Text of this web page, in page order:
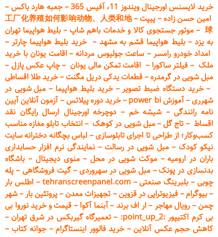
خرید لایسنس اورجینال ویندوز 11، آفیس 365
–جعبه هارد باکس –
امین حسن زاده– پیپت–
工厂化养殖如何影响动物、人类和地
球
– موتور جستجوی کالا و خدمات باهم شاپ– بلیط هواپیما تهران
به یزد–بلیط هواپیما قشم به مشهد –خرید بلیط هواپیما چارتر –
امداد خودرو رامسر– ساعت جولیوس مردانه–اقامت یونان با خرید
ملک – فیلتر ساکورا – اقامت تمکن مالی یونان –چاپ عکس پازل –
مبل شویی در گرمدره–قطعاتیدکی دریل مگنت–خرید طلا اقساطی
–خرید دستگاه ضبط تصویر–خرید بلیط هواپیما –مبل شویی در
شهرری–آموزش power bi –خرید دورهپیلاتس–آزمون آنلاین آیین
نامه رانندگی– شیشه خم – دوچرخه اورجینال ارسال رایگان نقد
اقساط – تاج گل–مبل شویی در کوهک–انتخاب تابلو مغازه مناسب
کسب‌وکار؛ از طراحی تا اجرای تابلوسازی– لباس بچگانه دخترانه سایت
نیکو کودک – مبل شویی در رسالت – نمایندگی نرم افزار حسابداری
باران در ارومیه–موکت شویی در محل–منوی دیجیتال – باشگاه
بدنسازی در پونک–مبل شویی در سهروردی–گیت فروشگاهی – پله
چوبی – بلبرینگ صنعتی–
tehranscreenpanel.com
–اطلس بار
–بیوگرام–فیزیوتراپی در قزوین– تجهیزات معدن–پروتئین بار–شهر
چمن– رویال مهاجر –ار اف برند –آبنما آکوا – قیمت و خرید نوروا بی
بی کرم اکتیپور :point_up_2:
– تعمیرگاه گیربکس در شرق تهران–
کاهش حجم عکس آنلاین–خرید فالوور اینستاگرام–جوانه کتاب –